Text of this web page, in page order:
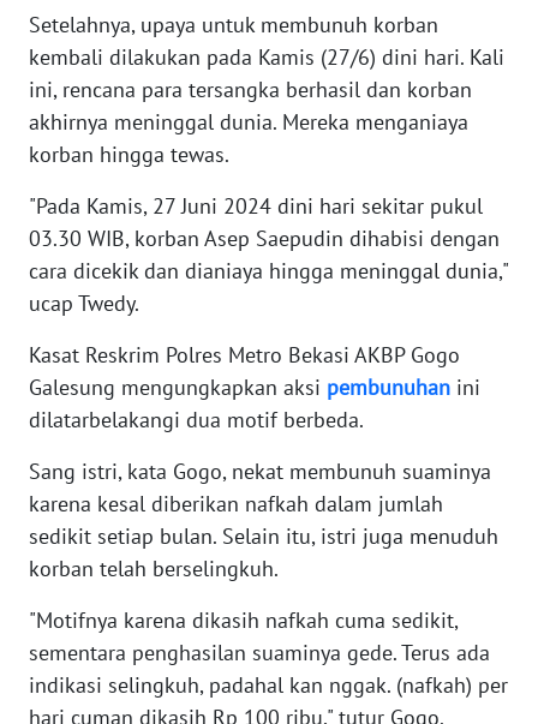
Setelahnya, upaya untuk membunuh korban
kembali dilakukan pada Kamis (27/6) dini hari. Kali
ini, rencana para tersangka berhasil dan korban
akhirnya meninggal dunia. Mereka menganiaya
korban hingga tewas.
"Pada Kamis, 27 Juni 2024 dini hari sekitar pukul
03.30 WIB, korban Asep Saepudin dihabisi dengan
cara dicekik dan dianiaya hingga meninggal dunia,"
ucap Twedy.
Kasat Reskrim Polres Metro Bekasi AKBP Gogo
Galesung mengungkapkan aksi pembunuhan ini
dilatarbelakangi dua motif berbeda.
Sang istri, kata Gogo, nekat membunuh suaminya
karena kesal diberikan nafkah dalam jumlah
sedikit setiap bulan. Selain itu, istri juga menuduh
korban telah berselingkuh.
"Motifnya karena dikasih nafkah cuma sedikit,
sementara penghasilan suaminya gede. Terus ada
indikasi selingkuh, padahal kan nggak. (nafkah) per
hari cuman dikasih Rp 100 ribu," tutur Gogo.
WN
NTT
WN
WN
PAPUA
PAPUA
BARAT
RIAU
WN
SERAMBI
WN
JAMBI
WN